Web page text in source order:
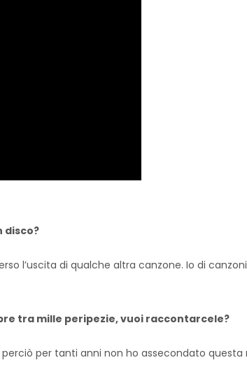
disco?
l’uscita di qualche altra canzone. Io di
tra mille peripezie, vuoi raccontarcele?
per tanti anni non ho assecondato